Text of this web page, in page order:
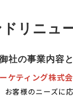
リニュ
社の事業内容
ケティング株式
お客様のニーズに